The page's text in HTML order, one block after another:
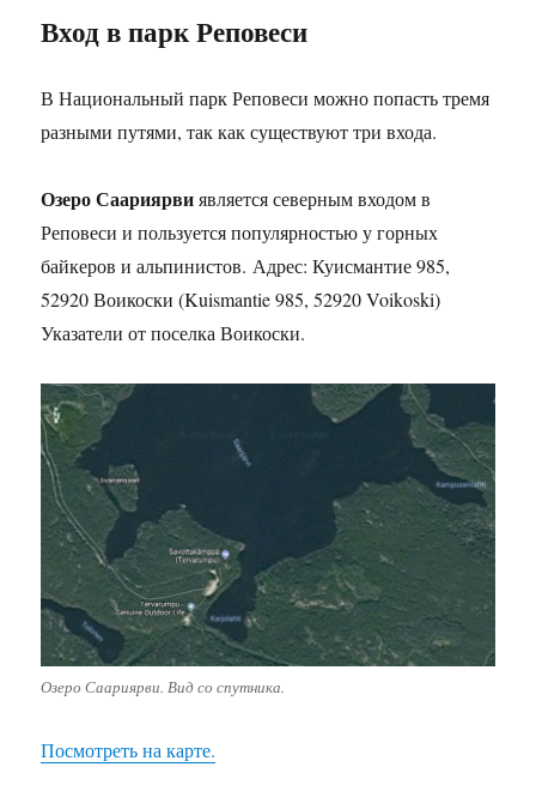
Вход в парк Реповеси
В Национальный парк Реповеси можно попасть тремя
разными путями, так как существуют три входа.
Озеро Саариярвиявляется северным входом в
Реповеси и пользуется популярностью у горных
байкеров и альпинистов. Адрес: Куисмантие 985,
52920 Воикоски (Kuismantie 985, 52920 Voikoski)
Указатели от поселка Воикоски.
Озеро Саариярви. Вид со спутника.
Посмотреть на карте.